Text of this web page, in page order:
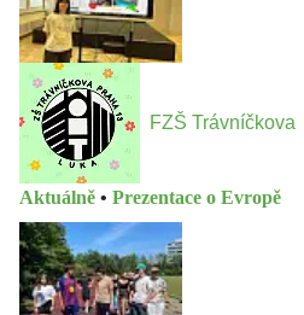
FZŠ Trávníčkova
Aktuálně • Prezentace o Evropě